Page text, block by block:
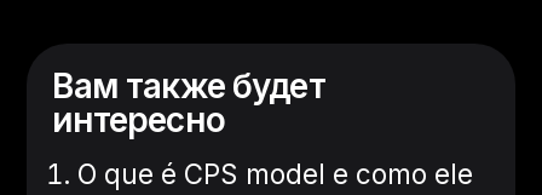
Вам также будет
интересно
O que é CPS model e como ele